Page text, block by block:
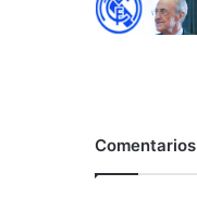
Comentarios